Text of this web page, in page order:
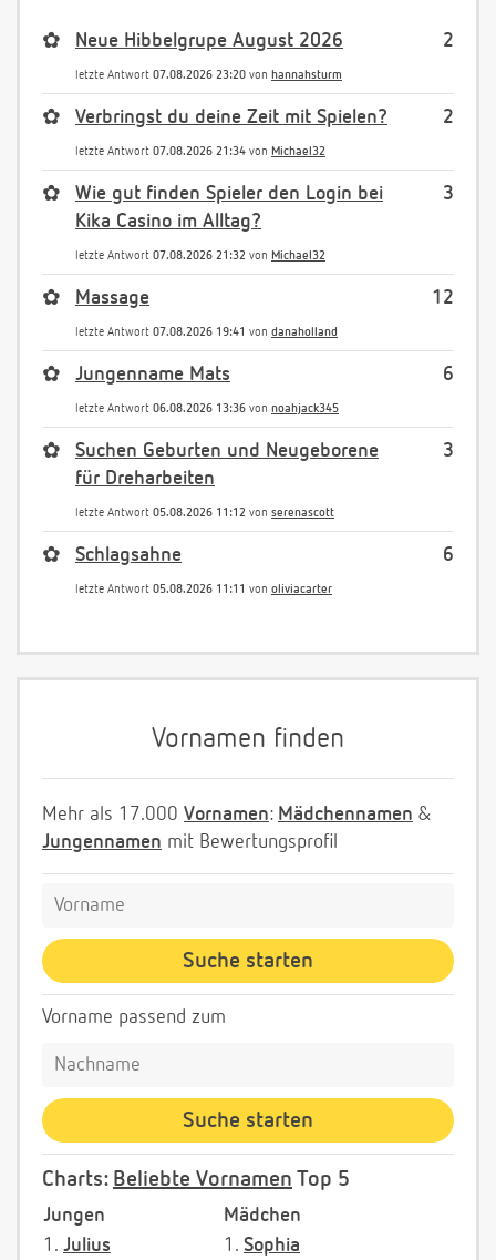
2
✿ Neue Hibbelgrupe August 2026
letzte Antwort 07.08.2026 23:20 von hannahsturm
2
✿ Verbringst du deine Zeit mit Spielen?
letzte Antwort 07.08.2026 21:34 von Michael32
3
✿
Wie gut finden Spieler den Login bei
Kika Casino im Alltag?
letzte Antwort 07.08.2026 21:32 von Michael32
12
✿ Massage
letzte Antwort 07.08.2026 19:41 von danaholland
6
✿ Jungenname Mats
letzte Antwort 06.08.2026 13:36 von noahjack345
3
✿
Suchen Geburten und Neugeborene
für Dreharbeiten
letzte Antwort 05.08.2026 11:12 von serenascott
6
✿ Schlagsahne
letzte Antwort 05.08.2026 11:11 von oliviacarter
Vornamen finden
Mehr als 17.000 Vornamen: Mädchennamen &
Jungennamen mit Bewertungsprofil
Vorname passend zum
Charts: Beliebte Vornamen Top 5
Jungen
Mädchen
1. Julius 1. Sophia